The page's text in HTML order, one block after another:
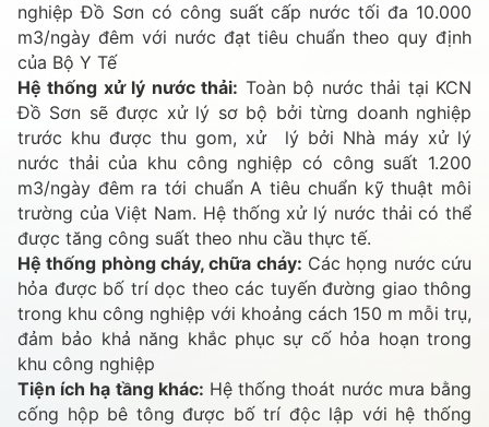
nghiệp Đồ Sơn có công suất cấp nước tối đa 10.000
m3/ngày đêm với nước đạt tiêu chuẩn theo quy định
của Bộ Y Tế
Hệ thống xử lý nước thải: Toàn bộ nước thải tại KCN
Đồ Sơn sẽ được xử lý sơ bộ bởi từng doanh nghiệp
trước khu được thu gom, xử lý bởi Nhà máy xử lý
nước thải của khu công nghiệp có công suất 1.200
m3/ngày đêm ra tới chuẩn A tiêu chuẩn kỹ thuật môi
trường của Việt Nam. Hệ thống xử lý nước thải có thể
được tăng công suất theo nhu cầu thực tế.
Hệ thống phòng cháy, chữa cháy: Các họng nước cứu
hỏa được bố trí dọc theo các tuyến đường giao thông
trong khu công nghiệp với khoảng cách 150 m mỗi trụ,
đảm bảo khả năng khắc phục sự cố hỏa hoạn trong
khu công nghiệp
Tiện ích hạ tầng khác: Hệ thống thoát nước mưa bằng
cống hộp bê tông được bố trí độc lập với hệ thống